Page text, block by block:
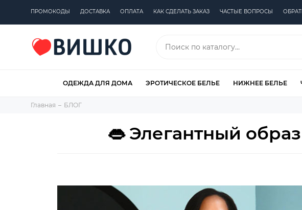
ПРОМОКОДЫ ДОСТАВКА ОПЛАТА КАК СДЕЛАТЬ ЗАКАЗ ЧАСТЫЕ ВОПРОСЫ
ОДЕЖДА ДЛЯ ДОМА ЭРОТИЧЕСКОЕ БЕЛЬЕ НИЖНЕЕ БЕЛЬЕ
Главная БЛОГ
👄 Элегантный